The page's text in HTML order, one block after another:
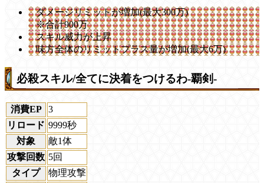
ダメージリミットが増加(最大300万)
※合計900万
スキル威力が上昇
味方全体のリミットプラス量が増加(最大6万)
必殺スキル/全てに決着をつけるわ-覇剣-
消費EP
3
リロード 9999秒
対象
敵1体
攻撃回数 5回
タイプ
物理攻撃